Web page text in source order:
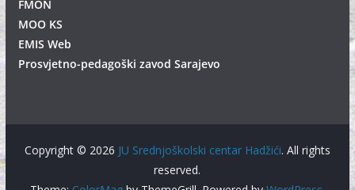
FMON
MOO KS
EMIS Web
Prosvjetno-pedagoški zavod Sarajevo
Copyright © 2026 JU Srednjoškolski centar Hadžići. All rights
reserved.